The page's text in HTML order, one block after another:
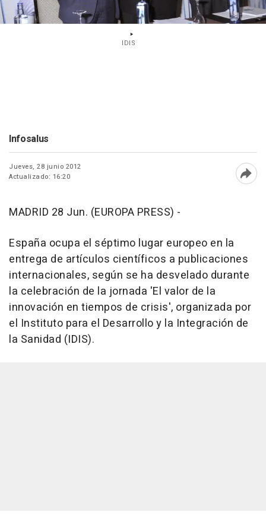
IDIS
Infosalus
Jueves, 28 junio 2012
Actualizado: 16:20
MADRID 28 Jun. (EUROPA PRESS) -
España ocupa el séptimo lugar europeo en la
entrega de artículos científicos a publicaciones
internacionales, según se ha desvelado durante
la celebración de la jornada 'El valor de la
innovación en tiempos de crisis', organizada por
el Instituto para el Desarrollo y la Integración de
la Sanidad (IDIS).